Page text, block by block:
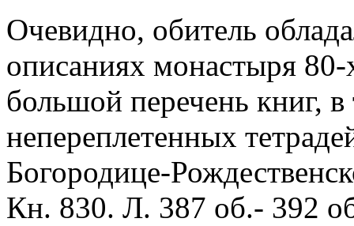
Очевидно, обитель
описаниях монастыря 80-
большой перечень книг,
непереплетенных
Богородице-
Кн. 830. Л. 387 об.- 392